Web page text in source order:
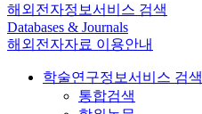
해외전자정보서비스 검색
Databases & Journals
해외전자자료 이용안내
학술연구정보서비스 검색
통합검색